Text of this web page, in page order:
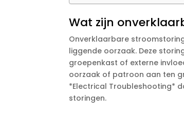
Wat zijn
Onverklaarbare
liggende oorzaak.​ Deze
groepenkast of externe
oorzaak of patroon aan ten
*Electrical Troubleshooting*
storingen.​